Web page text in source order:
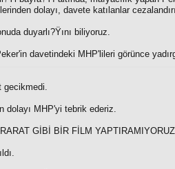
dolayı, davete katılanlar
duyarlı?Ÿını biliyoruz.
davetindeki MHP'lileri görünce
gecikmedi.
dolayı MHP'yi tebrik ederiz.
GİBİ BİR FİLM